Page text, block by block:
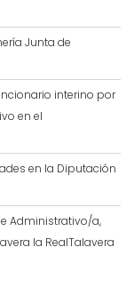
Junta de
interino por
en el
en la Diputación
Administrativo/a,
la RealTalavera